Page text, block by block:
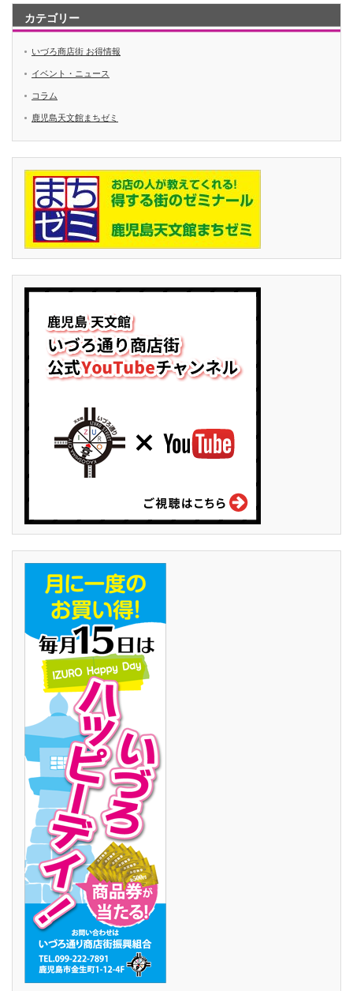
カテゴリー
いづろ商店街 お得情報
イベント・ニュース
コラム
鹿児島天文館まちゼミ